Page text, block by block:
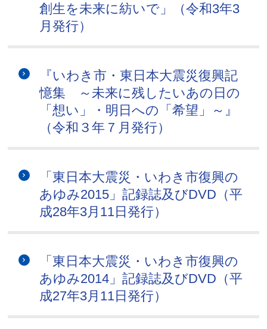
創生を未来に紡いで」（令和3年3
月発行）
『いわき市・東日本大震災復興記
憶集 ～未来に残したいあの日の
「想い」・明日への「希望」～』
（令和３年７月発行）
「東日本大震災・いわき市復興の
あゆみ2015」記録誌及びDVD（平
成28年3月11日発行）
「東日本大震災・いわき市復興の
あゆみ2014」記録誌及びDVD（平
成27年3月11日発行）